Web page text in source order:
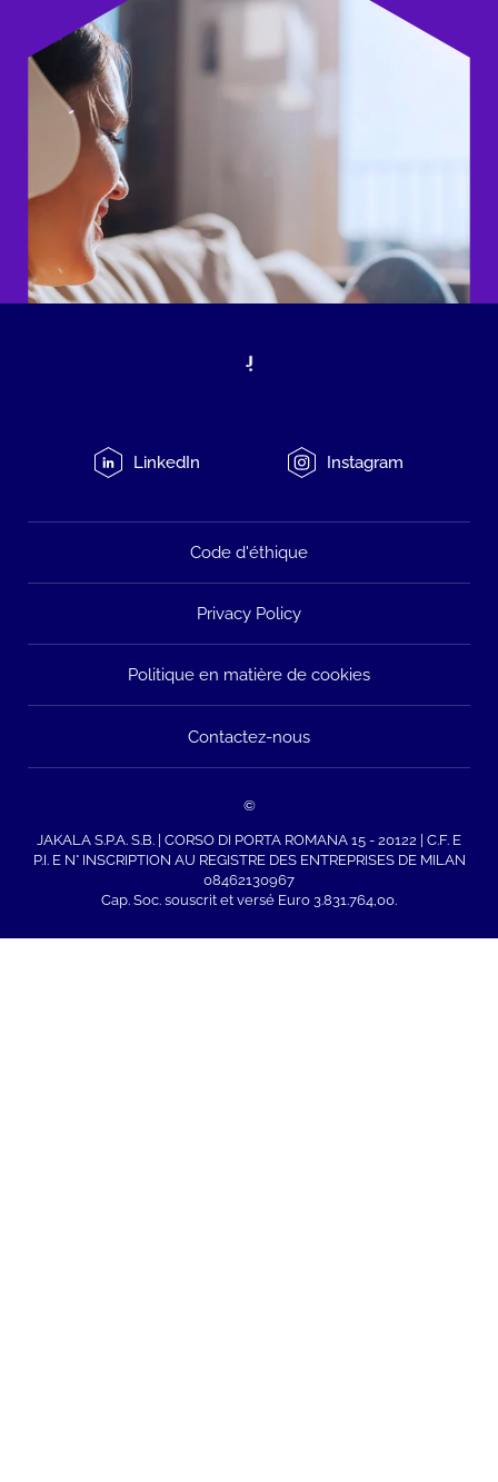
LinkedIn Instagram
Code d'éthique
Privacy Policy
Politique en matière de cookies
Contactez-nous
©
JAKALA S.P.A. S.B. | CORSO DI PORTA ROMANA 15 - 20122 | C.F. E
P.I. E N° INSCRIPTION AU REGISTRE DES ENTREPRISES DE MILAN
08462130967
Cap. Soc. souscrit et versé Euro 3.831.764,00.